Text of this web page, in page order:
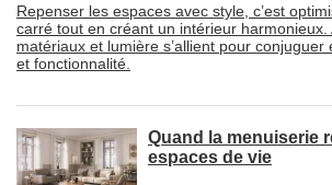
Repenser les espaces avec style, c’est
carré tout en créant un intérieur harmonieux.
matériaux et lumière s’allient pour
et fonctionnalité.
Quand la menuiserie
espaces de vie